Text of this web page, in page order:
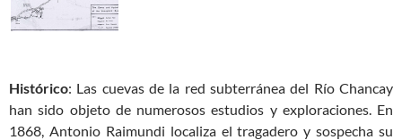
Histórico: Las cuevas de la red subterránea del Río Chancay
han sido objeto de numerosos estudios y exploraciones. En
1868, Antonio Raimundi localiza el tragadero y sospecha su